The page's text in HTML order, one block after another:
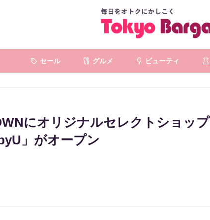
セール グルメ ビューティ
にオリジナルセレクトショップ
」がオープン